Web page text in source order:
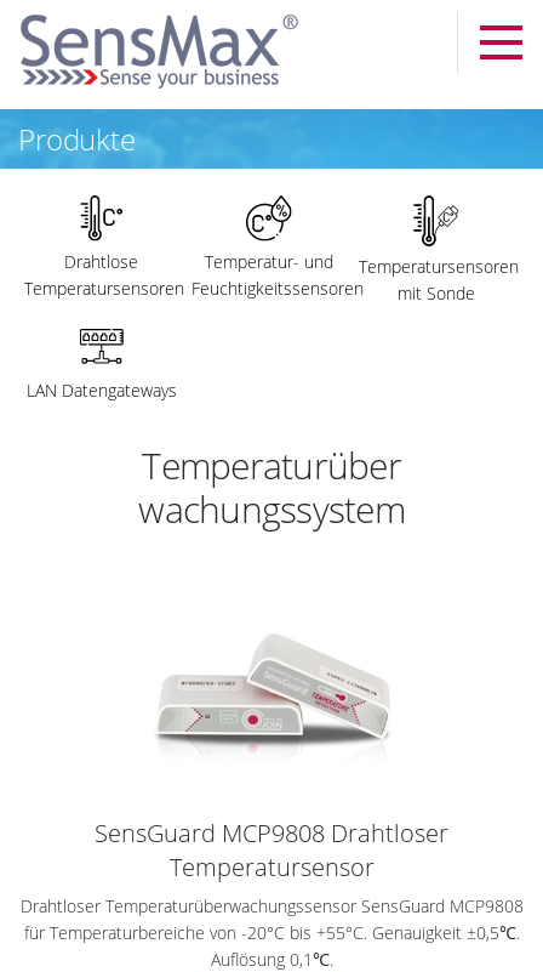
Produkte
Drahtlose
Temperatursensoren
Temperatur- und
Feuchtigkeitssensoren
Temperatursensoren
mit Sonde
LAN Datengateways
Temperaturüber
wachungssystem
SensGuard MCP9808 Drahtloser
Temperatursensor
Drahtloser Temperaturüberwachungssensor SensGuard MCP9808
für Temperaturbereiche von -20°C bis +55°C. Genauigkeit ±0,5℃.
Auflösung 0,1℃.